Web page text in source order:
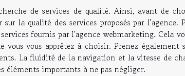
de services de qualité. Ainsi, avant de
sur la qualité des services proposés par l'agence.
fournis par l'agence webmarketing. Cela
vous vous apprêtez à choisir. Prenez
La fluidité de la navigation et la vitesse de
éléments importants à ne pas négliger.